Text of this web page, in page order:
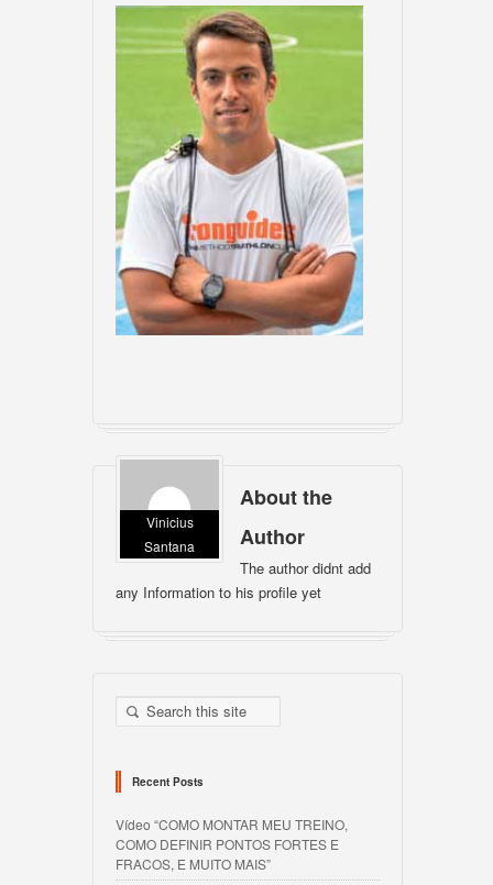
Vinicius
Santana
About the
Author
The author didnt add
any Information to his profile yet
Recent Posts
Vídeo “COMO MONTAR MEU TREINO,
COMO DEFINIR PONTOS FORTES E
FRACOS, E MUITO MAIS”